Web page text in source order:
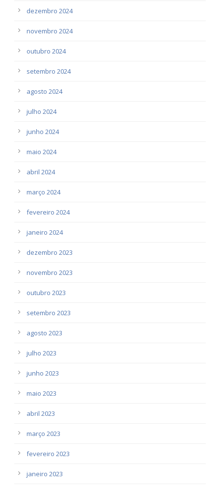
dezembro 2024
novembro 2024
outubro 2024
setembro 2024
agosto 2024
julho 2024
junho 2024
maio 2024
abril 2024
março 2024
fevereiro 2024
janeiro 2024
dezembro 2023
novembro 2023
outubro 2023
setembro 2023
agosto 2023
julho 2023
junho 2023
maio 2023
abril 2023
março 2023
fevereiro 2023
janeiro 2023